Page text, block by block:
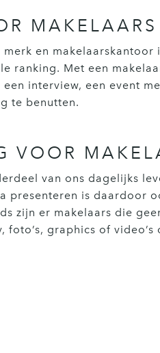
MAKELAARS
en
ranking. Met een
interview, een event
te benutten.
VOOR
van ons dagelijks
presenteren is daardoor
zijn er makelaars die
graphics of